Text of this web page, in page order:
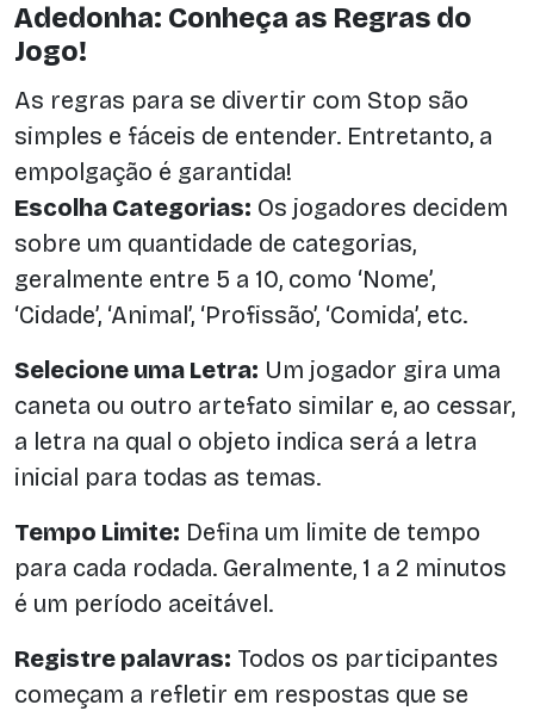
Adedonha: Conheça as Regras do
Jogo!
As regras para se divertir com Stop são
simples e fáceis de entender. Entretanto, a
empolgação é garantida!
Escolha Categorias: Os jogadores decidem
sobre um quantidade de categorias,
geralmente entre 5 a 10, como ‘Nome’,
‘Cidade’, ‘Animal’, ‘Profissão’, ‘Comida’, etc.
Selecione uma Letra: Um jogador gira uma
caneta ou outro artefato similar e, ao cessar,
a letra na qual o objeto indica será a letra
inicial para todas as temas.
Tempo Limite: Defina um limite de tempo
para cada rodada. Geralmente, 1 a 2 minutos
é um período aceitável.
Registre palavras: Todos os participantes
começam a refletir em respostas que se